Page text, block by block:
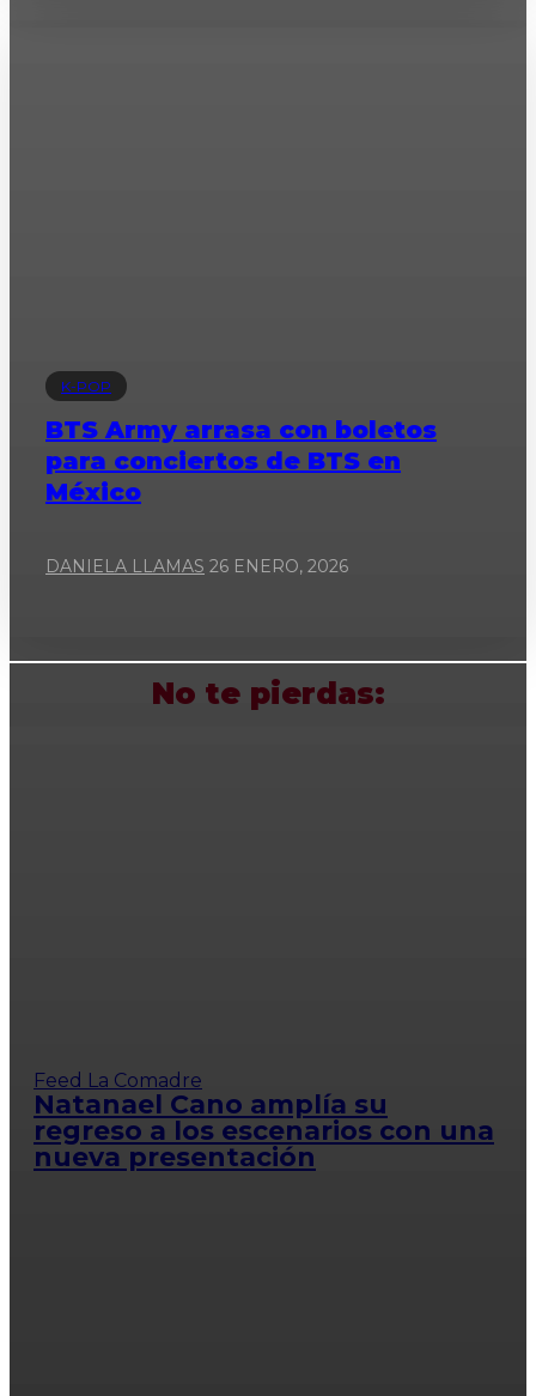
K-POP
BTS Army arrasa con boletos
para conciertos de BTS en
México
DANIELA LLAMAS 26 ENERO, 2026
No te pierdas:
Feed La Comadre
Natanael Cano amplía su
regreso a los escenarios con una
nueva presentación